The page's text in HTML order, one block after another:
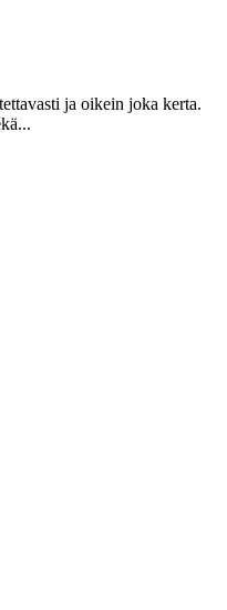
ja oikein joka kerta.